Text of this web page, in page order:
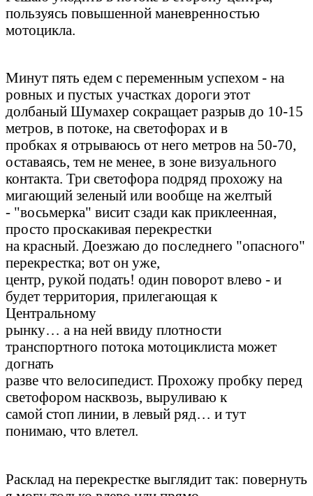
пользуясь повышенной маневренностью
мотоцикла.
Минут пять едем с переменным успехом - на
ровных и пустых участках дороги этот
долбаный Шумахер сокращает разрыв до 10-15
метров, в потоке, на светофорах и в
пробках я отрываюсь от него метров на 50-70,
оставаясь, тем не менее, в зоне визуального
контакта. Три светофора подряд прохожу на
мигающий зеленый или вообще на желтый
- "восьмерка" висит сзади как приклеенная,
просто проскакивая перекрестки
на красный. Доезжаю до последнего "опасного"
перекрестка; вот он уже,
центр, рукой подать! один поворот влево - и
будет территория, прилегающая к
Центральному
рынку… а на ней ввиду плотности
транспортного потока мотоциклиста может
догнать
разве что велосипедист. Прохожу пробку перед
светофором насквозь, выруливаю к
самой стоп линии, в левый ряд… и тут
понимаю, что влетел.
Расклад на перекрестке выглядит так: повернуть